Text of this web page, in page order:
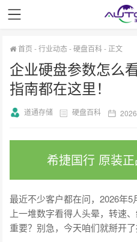
首页 -行业动态-硬盘百科- 正文
企业硬盘参数怎么
指南都在这里！
道通存储 硬盘百科
希捷国行 原装
最近不少客户都在问，2026年
上一堆数字看得人头晕，转速
重要？别急，今天咱们就掰开了